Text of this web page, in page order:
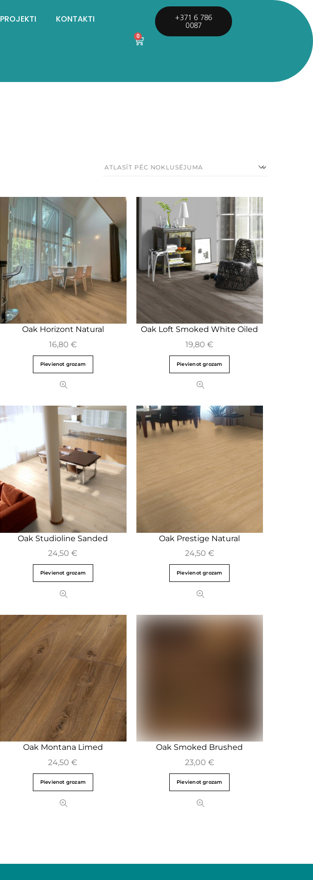
PROJEKTI KONTAKTI
0
+371 6 786
0087
Oak Horizont Natural
16,80 €
Pievienot grozam
Oak Loft Smoked White Oiled
19,80€
Pievienot grozam
Oak Studioline Sanded
24,50€
Pievienot grozam
Oak Prestige Natural
24,50 €
Pievienot grozam
Oak Montana Limed
24,50€
Pievienot grozam
Oak Smoked Brushed
23,00 €
Pievienot grozam